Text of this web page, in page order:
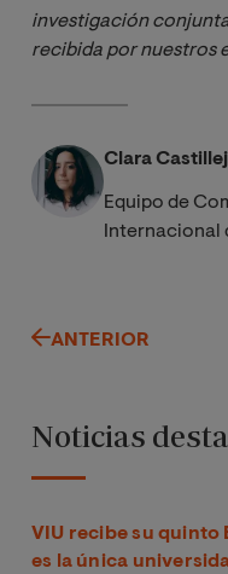
investigación
recibida por nuestros
Clara
Equipo de
Internacional
ANTERIOR
Noticias
VIU recibe su quinto
es la única